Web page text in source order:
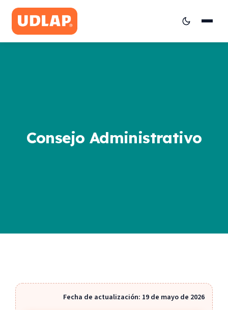
Consejo Administrativo
Fecha de actualización: 19 de mayo de 2026